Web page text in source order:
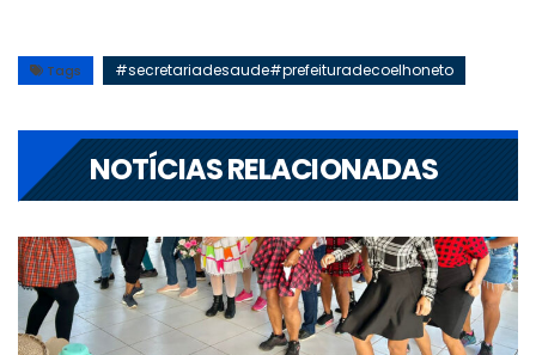
Tags #secretariadesaude#prefeituradecoelhoneto
NOTÍCIAS RELACIONADAS